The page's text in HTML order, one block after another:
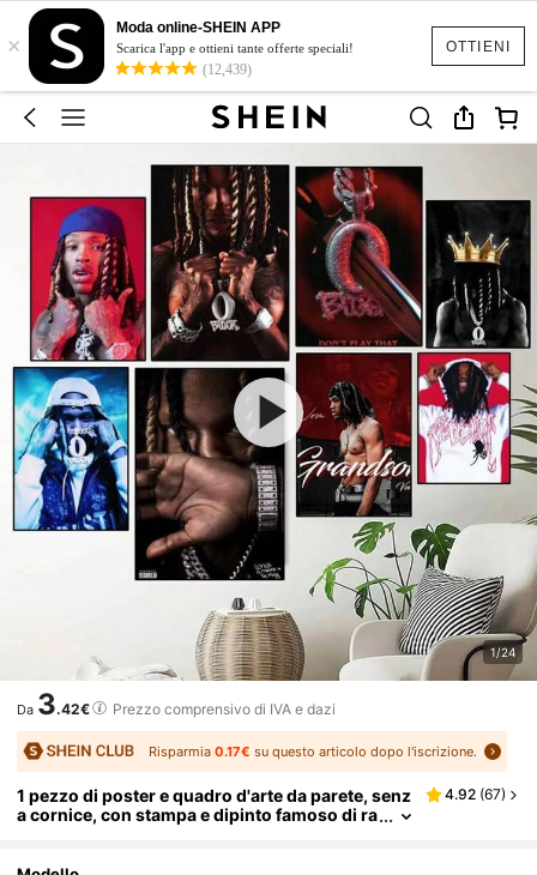
OTTIENI
×
Moda online-SHEIN APP
Scarica l'app e ottieni tante offerte speciali!
(12,439)
1/24
Da 3.42€ Prezzo comprensivo di IVA e dazi
Risparmia 0.17€ su questo articolo dopo l'iscrizione.
1 pezzo di poster e quadro d'arte da parete, senz
a cornice, con stampa e dipinto famoso di ra
4.92 (67)